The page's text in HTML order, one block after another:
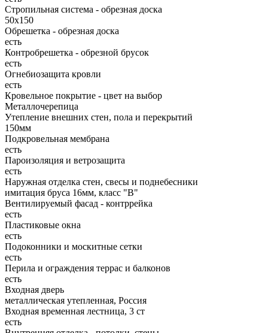
Стропильная система - обрезная доска
50х150
Обрешетка - обрезная доска
есть
Контробрешетка - обрезной брусок
есть
Огнебиозащита кровли
есть
Кровельное покрытие - цвет на выбор
Металлочерепица
Утепление внешних стен, пола и перекрытий
150мм
Подкровельная мембрана
есть
Пароизоляция и ветрозащита
есть
Наружная отделка стен, свесы и поднебесники
имитация бруса 16мм, класс "В"
Вентилируемый фасад - контррейка
есть
Пластиковые окна
есть
Подоконники и москитные сетки
есть
Перила и ограждения террас и балконов
есть
Входная дверь
металлическая утепленная, Россия
Входная временная лестница, 3 ст
есть